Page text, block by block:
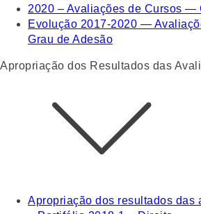
2020 – Avaliações de Cursos —
Evolução 2017-2020 —
Grau de Adesão
Apropriação dos Resultados das
Apropriação dos resultados das